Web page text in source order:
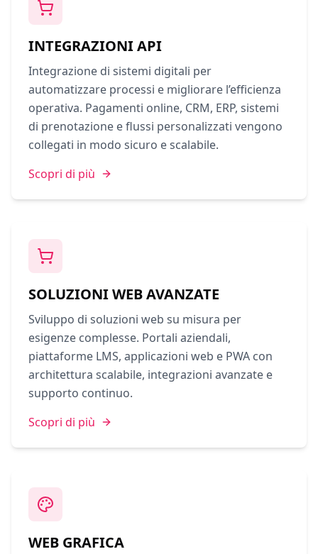
INTEGRAZIONI API
Integrazione di sistemi digitali per
automatizzare processi e migliorare l’efficienza
operativa. Pagamenti online, CRM, ERP, sistemi
di prenotazione e flussi personalizzati vengono
collegati in modo sicuro e scalabile.
Scopri di più
SOLUZIONI WEB AVANZATE
Sviluppo di soluzioni web su misura per
esigenze complesse. Portali aziendali,
piattaforme LMS, applicazioni web e PWA con
architettura scalabile, integrazioni avanzate e
supporto continuo.
Scopri di più
WEB GRAFICA